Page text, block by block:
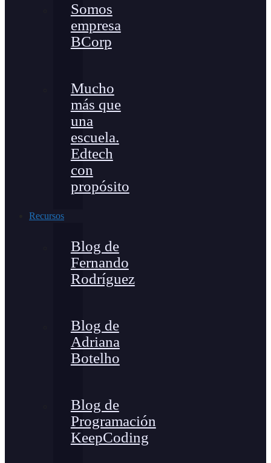
Somos
empresa
BCorp
Mucho
más que
una
escuela.
Edtech
con
propósito
Recursos
Blog de
Fernando
Rodríguez
Blog de
Adriana
Botelho
Blog de
Programación
KeepCoding